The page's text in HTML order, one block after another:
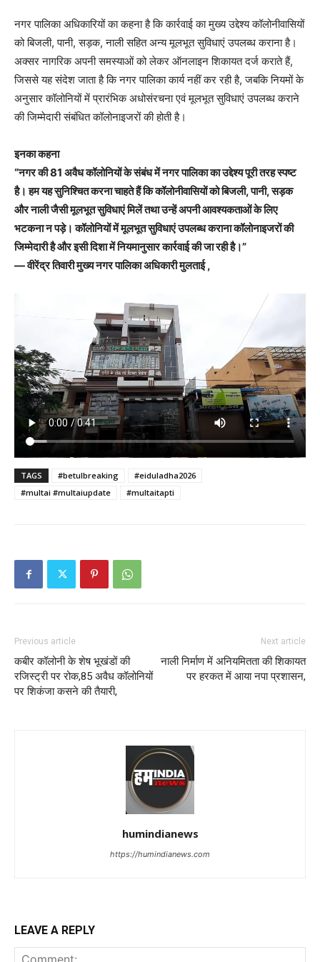
नगर पालिका अधिकारियों का कहना है कि कार्रवाई का मुख्य उद्देश्य कॉलोनीवासियों
को बिजली, पानी, सड़क, नाली सहित अन्य मूलभूत सुविधाएं उपलब्ध कराना है।
अक्सर नागरिक अपनी समस्याओं को लेकर ऑनलाइन शिकायत दर्ज कराते हैं,
जिससे यह संदेश जाता है कि नगर पालिका कार्य नहीं कर रही है, जबकि नियमों के
अनुसार कॉलोनियों में प्रारंभिक अधोसंरचना एवं मूलभूत सुविधाएं उपलब्ध कराने
की जिम्मेदारी संबंधित कॉलोनाइजरों की होती है।
इनका कहना
“नगर की 81 अवैध कॉलोनियों के संबंध में नगर पालिका का उद्देश्य पूरी तरह स्पष्ट
है। हम यह सुनिश्चित करना चाहते हैं कि कॉलोनीवासियों को बिजली, पानी, सड़क
और नाली जैसी मूलभूत सुविधाएं मिलें तथा उन्हें अपनी आवश्यकताओं के लिए
भटकना न पड़े। कॉलोनियों में मूलभूत सुविधाएं उपलब्ध कराना कॉलोनाइजरों की
जिम्मेदारी है और इसी दिशा में नियमानुसार कार्रवाई की जा रही है।”
— वीरेंद्र तिवारी मुख्य नगर पालिका अधिकारी मुलताई ,
TAGS #betulbreaking
#eiduladha2026
#multai #multaiupdate
#multaitapti
Previous article
कबीर कॉलोनी के शेष भूखंडों की
रजिस्ट्री पर रोक,85 अवैध कॉलोनियों
पर शिकंजा कसने की तैयारी,
Next article
नाली निर्माण में अनियमितता की शिकायत
पर हरकत में आया नपा प्रशासन,
humindianews
https://humindianews.com
LEAVE A REPLY